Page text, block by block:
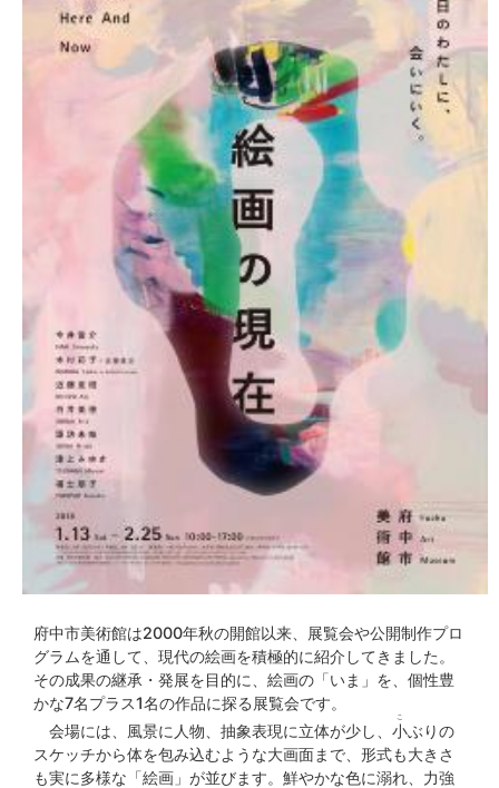
府中市美術館は2000年秋の開館以来、展覧会や公開制作プロ
グラムを通して、現代の絵画を積極的に紹介してきました。
その成果の継承・発展を目的に、絵画の「いま」を、個性豊
かな7名プラス1名の作品に探る展覧会です。
会場には、風景に人物、抽象表現に立体が少し、 小
こ
ぶりの
スケッチから体を包み込むような大画面まで、形式も大きさ
も実に多様な「絵画」が並びます。鮮やかな色に溺れ、力強